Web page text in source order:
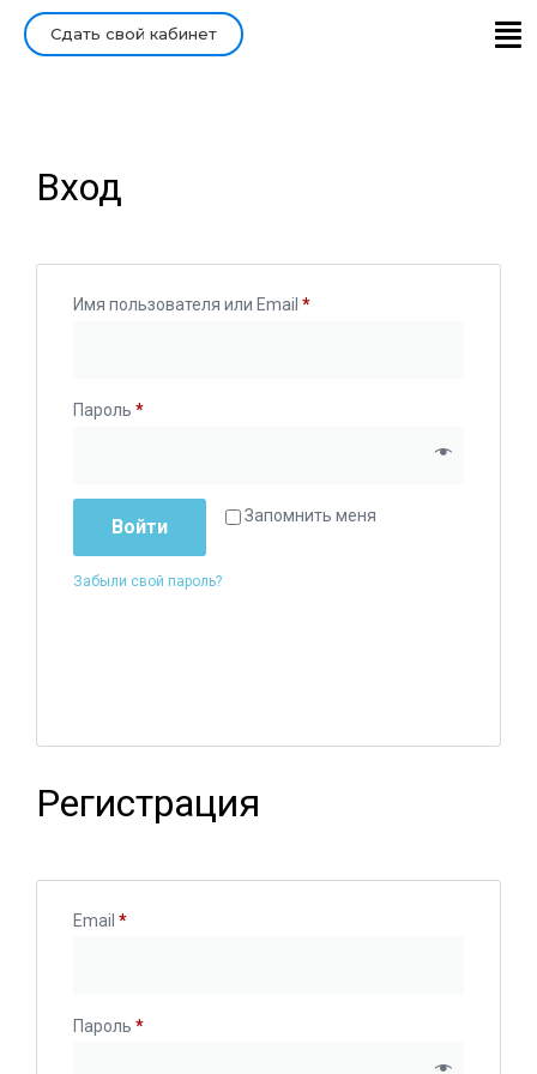
Сдать свой кабинет
Вход
Имя пользователя или Email *
Пароль *
Запомнить меня
Войти
Забыли свой пароль?
Регистрация
Email *
Пароль *